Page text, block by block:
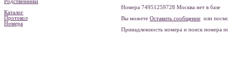
Каталог
Протокол
Номера
Номера 74951259728 Москва нет в базе
Вы можете Оставить сообщение или
Принадлежность номера и поиск номера